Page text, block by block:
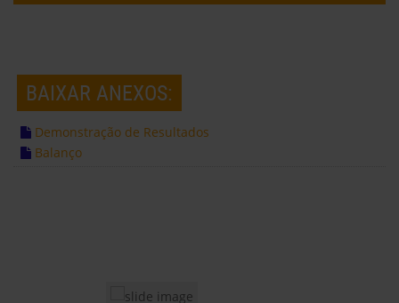
BAIXAR ANEXOS:
Demonstração de Resultados
Balanço